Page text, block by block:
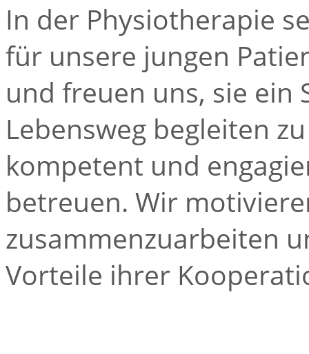
In der Physiotherapie
für unsere jungen
und freuen uns, sie ein
Lebensweg begleiten
kompetent und
betreuen. Wir
zusammenzuarbeiten
Vorteile ihrer